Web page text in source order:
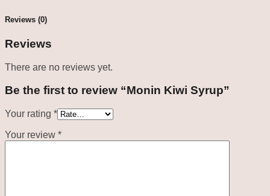
Reviews (0)
Reviews
There are no reviews yet.
Be the first to review “Monin Kiwi Syrup”
Your rating *
Your review *